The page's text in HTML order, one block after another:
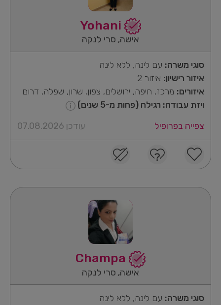
אישה, סרי לנקה
סוגי משרה: עם לינה, ללא לינה
איזור רישיון: איזור 2
איזורים: מרכז, חיפה, ירושלים, צפון, שרון, שפלה, דרום
ויזת עבודה: רגילה (פחות מ-5 שנים)
צפייה בפרופיל
עודכן 07.08.2026
אישה, סרי לנקה
סוגי משרה: עם לינה, ללא לינה